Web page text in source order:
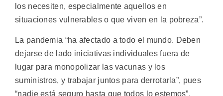
los necesiten, especialmente aquellos en
situaciones vulnerables o que viven en la pobreza”.
La pandemia “ha afectado a todo el mundo. Deben
dejarse de lado iniciativas individuales fuera de
lugar para monopolizar las vacunas y los
suministros, y trabajar juntos para derrotarla”, pues
“nadie está seguro hasta que todos lo estemos”.